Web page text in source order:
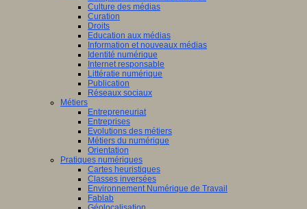
Culture des médias
Curation
Droits
Education aux médias
Information et nouveaux médias
Identité numérique
Internet responsable
Littératie numérique
Publication
Réseaux sociaux
Métiers
Entrepreneuriat
Entreprises
Evolutions des métiers
Métiers du numérique
Orientation
Pratiques numériques
Cartes heuristiques
Classes inversées
Environnement Numérique de Travail
Fablab